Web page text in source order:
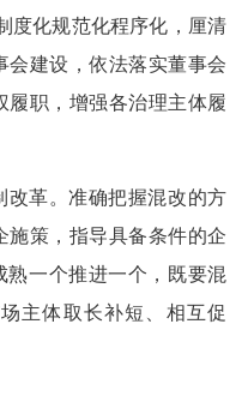
度化规范化程序化，厘清
会建设，依法落实董事会
履职，增强各治理主体履
改革。准确把握混改的方
施策，指导具备条件的企
熟一个推进一个，既要混
主体取长补短、相互促